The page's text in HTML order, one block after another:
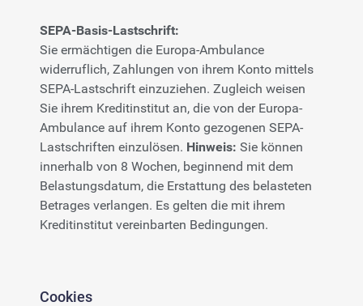
SEPA-Basis-Lastschrift:
Sie ermächtigen die Europa-Ambulance
widerruflich, Zahlungen von ihrem Konto mittels
SEPA-Lastschrift einzuziehen. Zugleich weisen
Sie ihrem Kreditinstitut an, die von der Europa-
Ambulance auf ihrem Konto gezogenen SEPA-
Lastschriften einzulösen. Hinweis: Sie können
innerhalb von 8 Wochen, beginnend mit dem
Belastungsdatum, die Erstattung des belasteten
Betrages verlangen. Es gelten die mit ihrem
Kreditinstitut vereinbarten Bedingungen.
Cookies